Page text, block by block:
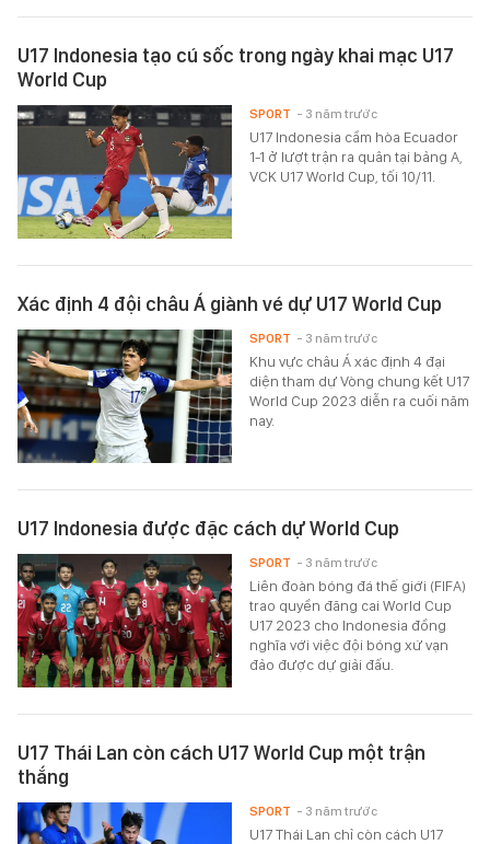
U17 Indonesia tạo cú sốc trong ngày khai mạc U17
World Cup
U17 Indonesia cầm hòa Ecuador
1-1 ở lượt trận ra quân tại bảng A,
VCK U17 World Cup, tối 10/11.
SPORT - 3 năm trước
Xác định 4 đội châu Á giành vé dự U17 World Cup
Khu vực châu Á xác định 4 đại
diện tham dự Vòng chung kết U17
World Cup 2023 diễn ra cuối năm
nay.
SPORT - 3 năm trước
U17 Indonesia được đặc cách dự World Cup
Liên đoàn bóng đá thế giới (FIFA)
trao quyền đăng cai World Cup
U17 2023 cho Indonesia đồng
nghĩa với việc đội bóng xứ vạn
đảo được dự giải đấu.
SPORT - 3 năm trước
U17 Thái Lan còn cách U17 World Cup một trận
thắng
U17 Thái Lan chỉ còn cách U17
SPORT - 3 năm trước